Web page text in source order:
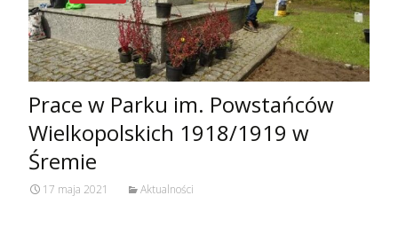
Prace w Parku im. Powstańców
Wielkopolskich 1918/1919 w
Śremie
17 maja 2021 Aktualności